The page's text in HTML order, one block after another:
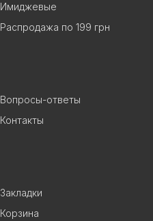
Имиджевые
Распродажа по 199 грн
Вопросы-ответы
Контакты
Закладки
Корзина